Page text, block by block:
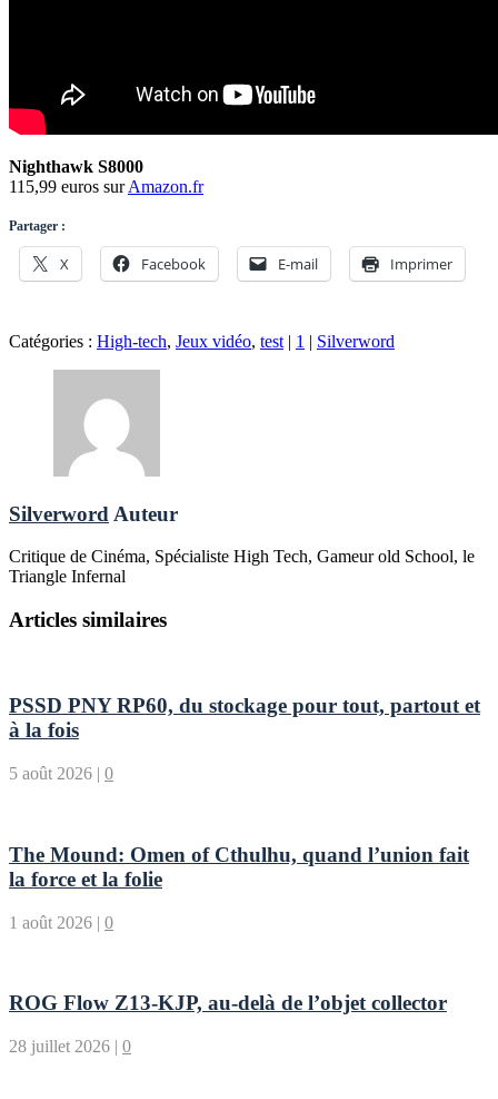
Nighthawk S8000
115,99 euros surAmazon.fr
Partager :
X Facebook E-mail Imprimer
Catégories : High-tech, Jeux vidéo, test | 1 | Silverword
Silverword Auteur
Critique de Cinéma, Spécialiste High Tech, Gameur old School, le
Triangle Infernal
Articles similaires
PSSD PNY RP60, du stockage pour tout, partout et
à la fois
5 août 2026 | 0
The Mound: Omen of Cthulhu, quand l’union fait
la force et la folie
1 août 2026 | 0
ROG Flow Z13-KJP, au-delà de l’objet collector
28 juillet 2026 | 0